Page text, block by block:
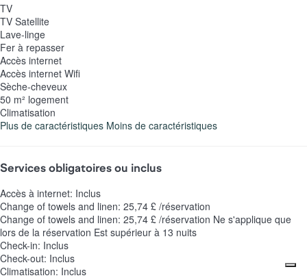
TV
TV Satellite
Lave-linge
Fer à repasser
Accès internet
Accès internet Wifi
Sèche-cheveux
50 m² logement
Climatisation
Plus de caractéristiques Moins de caractéristiques
Services obligatoires ou inclus
Accès à internet: Inclus
Change of towels and linen: 25,74 £ /réservation
Change of towels and linen: 25,74 £ /réservation Ne s'applique que
lors de la réservation Est supérieur à 13 nuits
Check-in: Inclus
Check-out: Inclus
Climatisation: Inclus